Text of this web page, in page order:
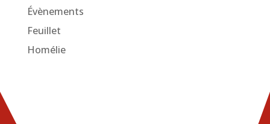
Évènements
Feuillet
Homélie